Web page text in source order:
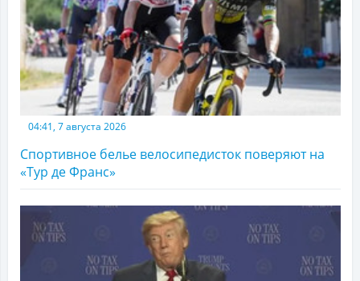
04:41, 7 августа 2026
Спортивное белье велосипедисток поверяют на
«Тур де Франс»